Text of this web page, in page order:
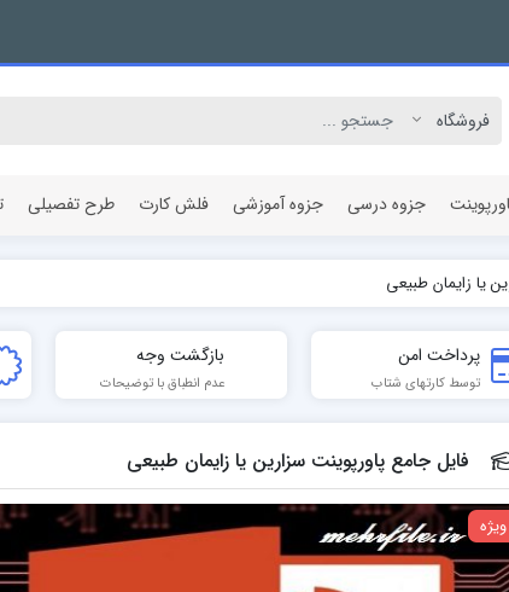
مقاله پژوهشی
جزوه درسی جزوه آموزشی فلش کارت طرح تفصیلی
یا زایمان طبیعی
پرداخت امن
توسط کارتهای شتاب
بازگشت وجه
عدم انطباق با توضیحات
فایل جامع پاورپوینت سزارین یا زایمان طبیعی
ویژه